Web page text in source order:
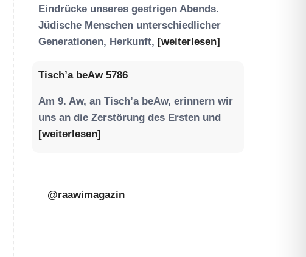
Eindrücke unseres gestrigen Abends.
Jüdische Menschen unterschiedlicher
Generationen, Herkunft, [weiterlesen]
Tisch’a beAw 5786
Am 9. Aw, an Tisch’a beAw, erinnern wir
uns an die Zerstörung des Ersten und
[weiterlesen]
@raawimagazin